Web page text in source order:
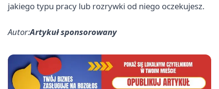
jakiego typu pracy lub rozrywki od niego oczekujesz.
Autor:Artykuł sponsorowany